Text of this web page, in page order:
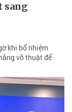
sang
khi bổ nhiệm
võ thuật để